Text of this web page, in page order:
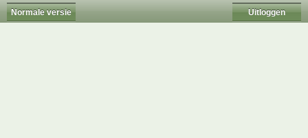
Normale versie Uitloggen